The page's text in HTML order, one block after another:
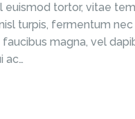
tortor, vitae
turpis, fermentum nec
magna, vel
ac…